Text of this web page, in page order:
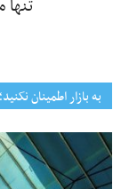
به بازار اطمینان